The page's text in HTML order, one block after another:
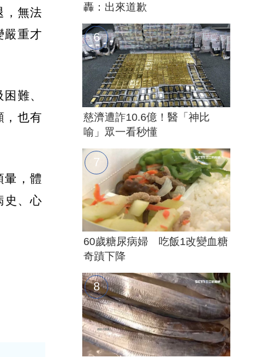
，無法
嚴重才
難、
，也有
暈，體
史、心
轟：出來道歉
慈濟遭詐10.6億！醫「神比
喻」眾一看秒懂
60歲糖尿病婦 吃飯1改變血糖
奇蹟下降